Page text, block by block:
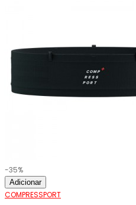
-35%
Adicionar
COMPRESSPORT